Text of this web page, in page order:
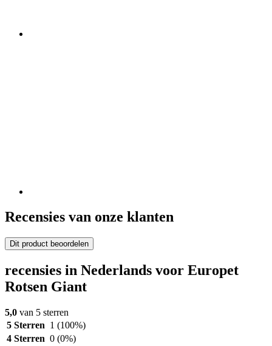
Recensies van onze klanten
Dit product beoordelen
recensies in Nederlands voor Europet
Rotsen Giant
5,0 van 5 sterren
5 Sterren 1 (100%)
4 Sterren 0 (0%)